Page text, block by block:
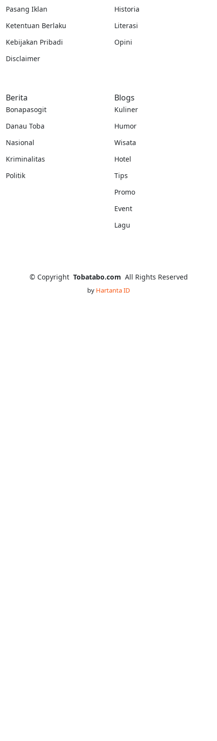
Pasang Iklan
Ketentuan Berlaku
Kebijakan Pribadi
Disclaimer
Historia
Literasi
Opini
Berita
Bonapasogit
Danau Toba
Nasional
Kriminalitas
Politik
Blogs
Kuliner
Humor
Wisata
Hotel
Tips
Promo
Event
Lagu
© Copyright Tobatabo.com All Rights Reserved
by Hartanta ID